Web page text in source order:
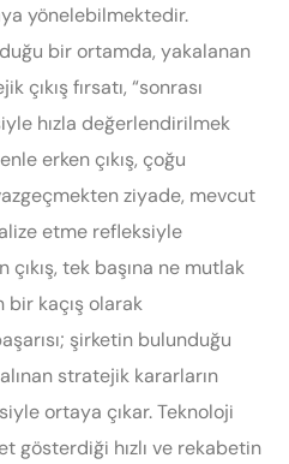
yönelebilmektedir.
bir ortamda, yakalanan
fırsatı, “sonrası
hızla değerlendirilmek
erken çıkış, çoğu
ziyade, mevcut
etme refleksiyle
tek başına ne mutlak
bir kaçış olarak
şirketin bulunduğu
stratejik kararların
ortaya çıkar. Teknoloji
gösterdiği hızlı ve rekabetin